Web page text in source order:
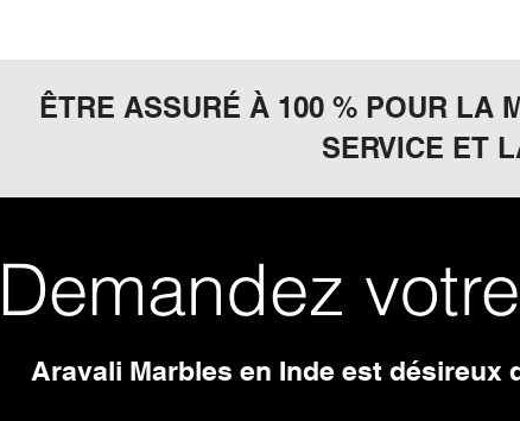
ÊTRE ASSURÉ À 100 % POUR LA
SERVICE ET
Demandez
Aravali Marbles en Inde est